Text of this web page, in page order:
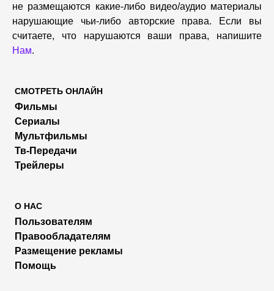
не размещаются какие-либо видео/аудио материалы
нарушающие чьи-либо авторские права. Если вы
считаете, что нарушаются ваши права, напишите
Нам.
СМОТРЕТЬ ОНЛАЙН
Фильмы
Сериалы
Мультфильмы
Тв-Передачи
Трейлеры
О НАС
Пользователям
Правообладателям
Размещение рекламы
Помощь